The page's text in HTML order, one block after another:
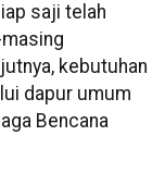
saji telah
kebutuhan
dapur umum
Bencana